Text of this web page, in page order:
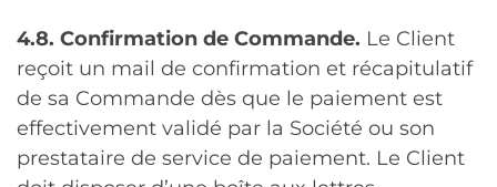
4.8. Confirmation de Commande. Le Client
reçoit un mail de confirmation et récapitulatif
de sa Commande dès que le paiement est
effectivement validé par la Société ou son
prestataire de service de paiement. Le Client